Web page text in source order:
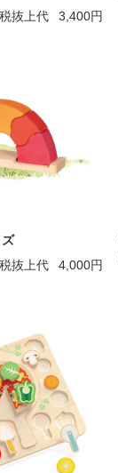
税抜上代
3,400円
税抜上代
4,000円